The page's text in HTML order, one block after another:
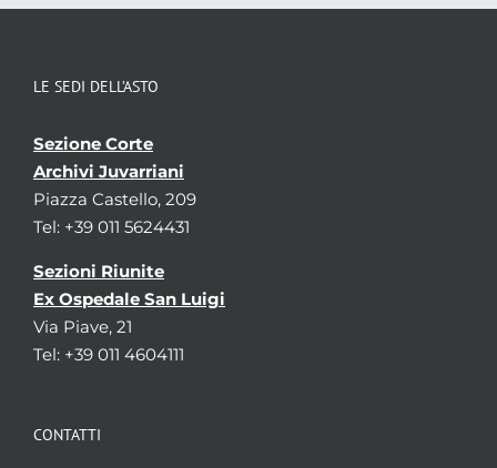
LE SEDI DELL’ASTO
Sezione Corte
Archivi Juvarriani
Piazza Castello, 209
Tel: +39 011 5624431
Sezioni Riunite
Ex Ospedale San Luigi
Via Piave, 21
Tel: +39 011 4604111
CONTATTI